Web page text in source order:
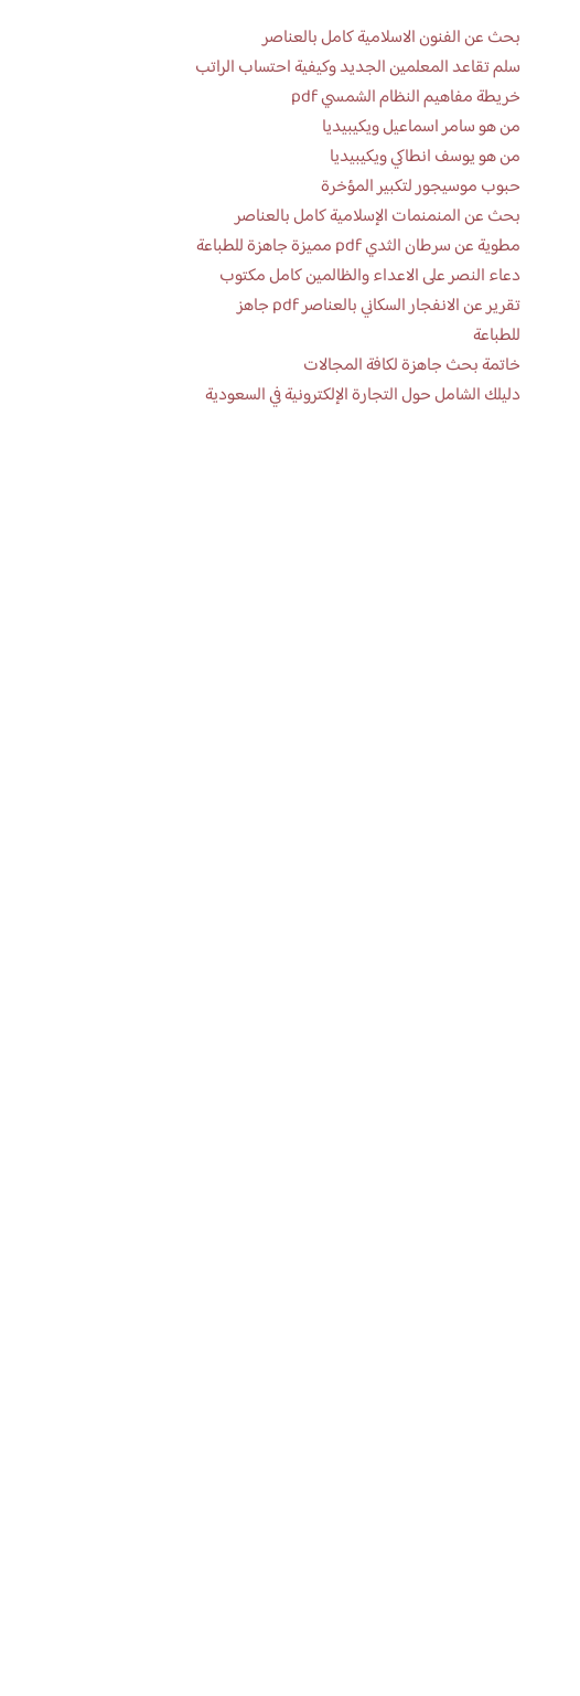
بحث عن الفنون الاسلامية كامل بالعناصر
سلم تقاعد المعلمين الجديد وكيفية احتساب الراتب
خريطة مفاهيم النظام الشمسي pdf
من هو سامر اسماعيل ويكيبيديا
من هو يوسف انطاكي ويكيبيديا
حبوب موسيجور لتكبير المؤخرة
بحث عن المنمنمات الإسلامية كامل بالعناصر
مطوية عن سرطان الثدي pdf مميزة جاهزة للطباعة
دعاء النصر على الاعداء والظالمين كامل مكتوب
تقرير عن الانفجار السكاني بالعناصر pdf جاهز
للطباعة
خاتمة بحث جاهزة لكافة المجالات
دليلك الشامل حول التجارة الإلكترونية في السعودية